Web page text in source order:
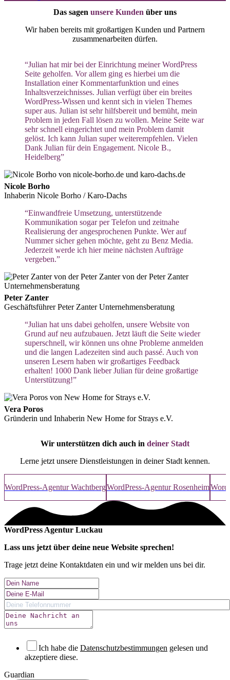
Das sagen unsere Kunden über uns
Wir haben bereits mit großartigen Kunden und Partnern
zusammenarbeiten dürfen.
“Julian hat mir bei der Einrichtung meiner WordPress
Seite geholfen. Vor allem ging es hierbei um die
Installation einer Kommentarfunktion und eines
Inhaltsverzeichnisses. Julian verfügt über ein breites
WordPress-Wissen und kennt sich in vielen Themes
super aus. Julian ist sehr hilfsbereit und bemüht, mein
Problem in jeden Fall lösen zu wollen. Meine Seite war
sehr schnell eingerichtet und mein Problem damit
gelöst. Ich kann Julian super weiterempfehlen. Vielen
Dank Julian für dein Engagement. Nicole B.,
Heidelberg”
Nicole Borho
Inhaberin Nicole Borho / Karo-Dachs
“Einwandfreie Umsetzung, unterstützende
Kommunikation sogar per Telefon und zeitnahe
Realisierung der angesprochenen Punkte. Wer auf
Nummer sicher gehen möchte, geht zu Benz Media.
Jederzeit werde ich hier meine nächsten Aufträge
vergeben.”
Peter Zanter
Geschäftsführer Peter Zanter Unternehmensberatung
“Julian hat uns dabei geholfen, unsere Website von
Grund auf neu aufzubauen. Jetzt läuft die Seite wieder
superschnell, wir können uns ohne Probleme anmelden
und die langen Ladezeiten sind auch passé. Auch von
unseren Lesern haben wir großartiges Feedback
erhalten! 1000 Dank lieber Julian für deine großartige
Unterstützung!”
Vera Poros
Gründerin und Inhaberin New Home for Strays e.V.
Wir unterstützen dich auch in deiner Stadt
Lerne jetzt unsere Dienstleistungen in deiner Stadt kennen.
WordPress-Agentur WachtbergWordPress-Agentur Rosenheim
WordPress Agentur Luckau
Lass uns jetzt über deine neue Website sprechen!
Trage jetzt deine Kontaktdaten ein und wir melden uns bei dir.
Ich habe die Datenschutzbestimmungen gelesen und
akzeptiere diese.
Guardian